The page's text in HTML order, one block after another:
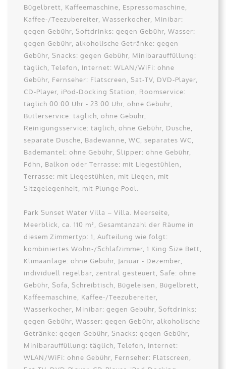
Bügelbrett, Kaffeemaschine, Espressomaschine,
Kaffee-/Teezubereiter, Wasserkocher, Minibar:
gegen Gebühr, Softdrinks: gegen Gebühr, Wasser:
gegen Gebühr, alkoholische Getränke: gegen
Gebühr, Snacks: gegen Gebühr, Minibarauffüllung:
täglich, Telefon, Internet: WLAN/WiFi: ohne
Gebühr, Fernseher: Flatscreen, Sat-TV, DVD-Player,
CD-Player, iPod-Docking Station, Roomservice:
täglich 00:00 Uhr - 23:00 Uhr, ohne Gebühr,
Butlerservice: täglich, ohne Gebühr,
Reinigungsservice: täglich, ohne Gebühr, Dusche,
separate Dusche, Badewanne, WC, separates WC,
Bademantel: ohne Gebühr, Slipper: ohne Gebühr,
Föhn, Balkon oder Terrasse: mit Liegestühlen,
Terrasse: mit Liegestühlen, mit Liegen, mit
Sitzgelegenheit, mit Plunge Pool.
Park Sunset Water Villa – Villa. Meerseite,
Meerblick, ca. 110 m², Gesamtanzahl der Räume in
diesem Zimmertyp: 1, Aufteilung wie folgt:
kombiniertes Wohn-/Schlafzimmer, 1 King Size Bett,
Klimaanlage: ohne Gebühr, Januar - Dezember,
individuell regelbar, zentral gesteuert, Safe: ohne
Gebühr, Sofa, Schreibtisch, Bügeleisen, Bügelbrett,
Kaffeemaschine, Kaffee-/Teezubereiter,
Wasserkocher, Minibar: gegen Gebühr, Softdrinks:
gegen Gebühr, Wasser: gegen Gebühr, alkoholische
Getränke: gegen Gebühr, Snacks: gegen Gebühr,
Minibarauffüllung: täglich, Telefon, Internet:
WLAN/WiFi: ohne Gebühr, Fernseher: Flatscreen,